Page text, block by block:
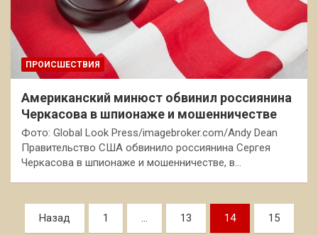
ПРОИСШЕСТВИЯ
Американский минюст обвинил россиянина
Черкасова в шпионаже и мошенничестве
Фото: Global Look Press/imagebroker.com/Andy Dean
Правительство США обвинило россиянина Сергея
Черкасова в шпионаже и мошенничестве, в…
Пагинация
Назад 1 … 13 14 15